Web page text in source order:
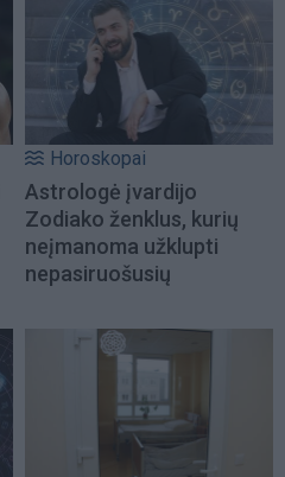
Horoskopai
Astrologė įvardijo
Zodiako ženklus, kurių
neįmanoma užklupti
nepasiruošusių